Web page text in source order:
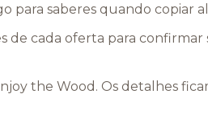
para saberes quando copiar
cada oferta para
the Wood. Os detalhes